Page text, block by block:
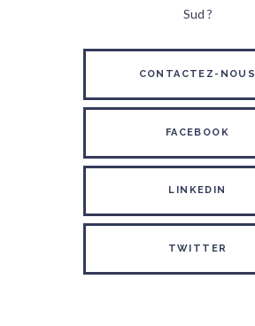
Sud ?
CONTACTEZ-NOUS
FACEBOOK
LINKEDIN
TWITTER